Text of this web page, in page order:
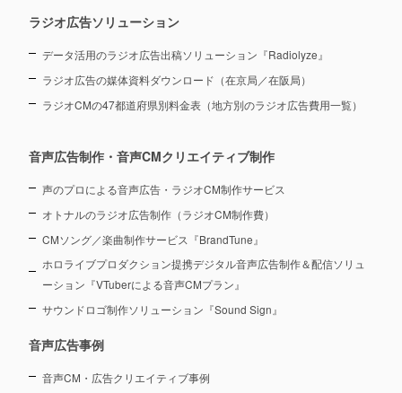
ラジオ広告ソリューション
データ活用のラジオ広告出稿ソリューション『Radiolyze』
ラジオ広告の媒体資料ダウンロード（在京局／在阪局）
ラジオCMの47都道府県別料金表（地方別のラジオ広告費用一覧）
音声広告制作・音声CMクリエイティブ制作
声のプロによる音声広告・ラジオCM制作サービス
オトナルのラジオ広告制作（ラジオCM制作費）
CMソング／楽曲制作サービス『BrandTune』
ホロライブプロダクション提携デジタル音声広告制作＆配信ソリュ
ーション 『VTuberによる音声CMプラン』
サウンドロゴ制作ソリューション『Sound Sign』
音声広告事例
音声CM・広告クリエイティブ事例